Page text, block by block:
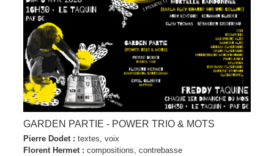
GARDEN PARTIE - POWER TRIO & MOTS
Pierre Dodet : textes, voix
Florent Hermet : compositions, contrebasse